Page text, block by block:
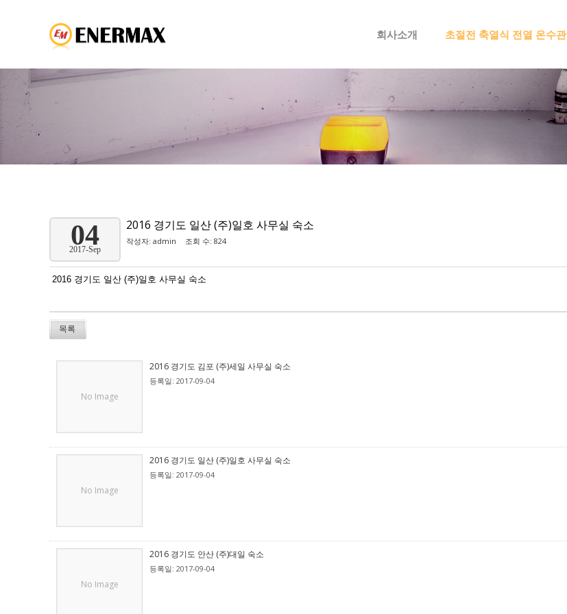
회사소개 초절전 축열식 전열 온수관
04
2017-Sep
2016 경기도 일산 (주)일호 사무실 숙소
작성자: admin 조회 수: 824
2016 경기도 일산 (주)일호 사무실 숙소
목록
No Image
2016 경기도 김포 (주)세일 사무실 숙소
등록일: 2017-09-04
No Image
2016 경기도 일산 (주)일호 사무실 숙소
등록일: 2017-09-04
No Image
2016 경기도 안산 (주)대일 숙소
등록일: 2017-09-04